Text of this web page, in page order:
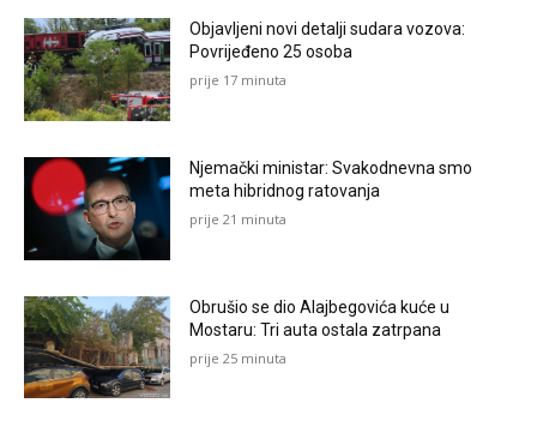
Objavljeni novi detalji sudara vozova:
Povrijeđeno 25 osoba
prije 17 minuta
Njemački ministar: Svakodnevna smo
meta hibridnog ratovanja
prije 21 minuta
Obrušio se dio Alajbegovića kuće u
Mostaru: Tri auta ostala zatrpana
prije 25 minuta